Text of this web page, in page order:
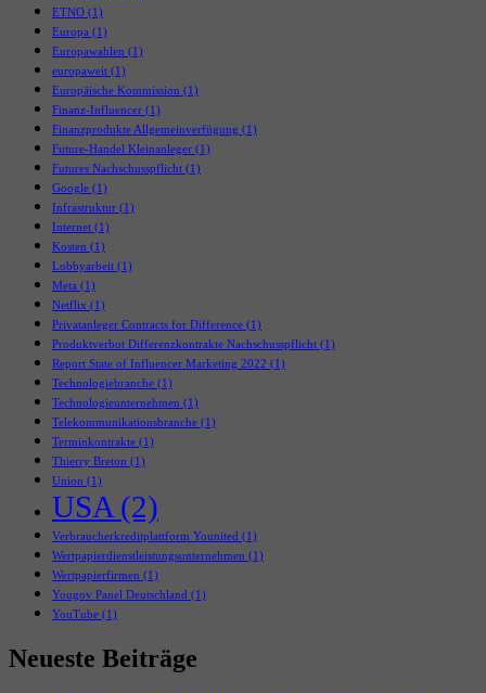
ETNO (1)
Europa (1)
Europawahlen (1)
europaweit (1)
Europäische Kommission (1)
Finanz-Influencer (1)
Finanzprodukte Allgemeinverfügung (1)
Future-Handel Kleinanleger (1)
Futures Nachschusspflicht (1)
Google (1)
Infrastruktur (1)
Internet (1)
Kosten (1)
Lobbyarbeit (1)
Meta (1)
Netflix (1)
Privatanleger Contracts for Difference (1)
Produktverbot Differenzkontrakte Nachschusspflicht (1)
Report State of Influencer Marketing 2022 (1)
Technologiebranche (1)
Technologieunternehmen (1)
Telekommunikationsbranche (1)
Terminkontrakte (1)
Thierry Breton (1)
Union (1)
USA (2)
Verbraucherkreditplattform Younited (1)
Wertpapierdienstleistungsunternehmen (1)
Wertpapierfirmen (1)
Yougov Panel Deutschland (1)
YouTube (1)
Neueste Beiträge